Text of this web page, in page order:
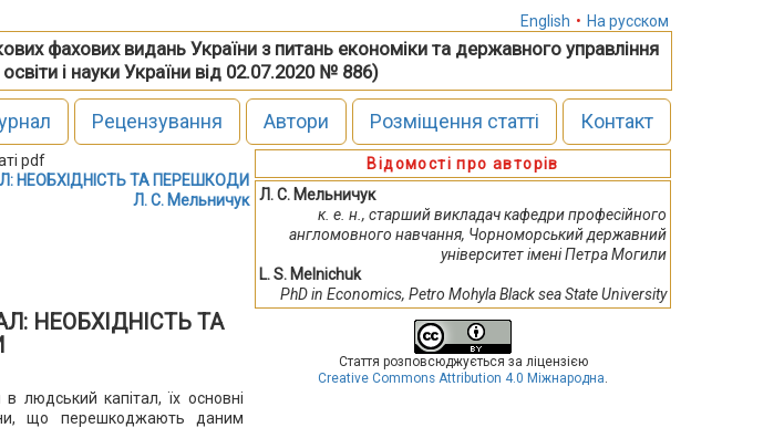
English • На русском
фахових видань України з питань економіки та державного управління
і науки України від 02.07.2020 № 886)
Рецензування Автори Розміщення статті Контакт
НЕОБХІДНІСТЬ ТА ПЕРЕШКОДИ
Л. С. Мельничук
НЕОБХІДНІСТЬ ТА
в людський капітал, їх основні
що перешкоджають даним
Відомості про авторів
Л. С. Мельничук
к. е. н., старший викладач кафедри професійного
англомовного навчання, Чорноморський державний
університет імені Петра Могили
L. S. Melnichuk
PhD in Economics, Petro Mohyla Black sea State University
Стаття розповсюджується за ліцензією
Creative Commons Attribution 4.0 Міжнародна.